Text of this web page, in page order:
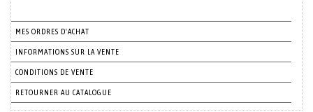
MES ORDRES D'ACHAT
INFORMATIONS SUR LA VENTE
CONDITIONS DE VENTE
RETOURNER AU CATALOGUE